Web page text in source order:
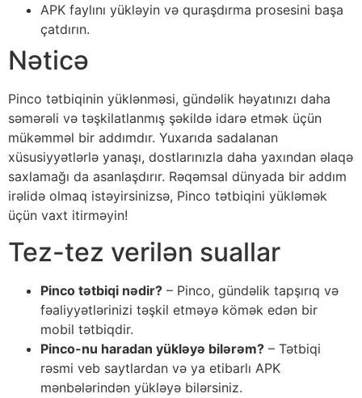
APK faylını yükləyin və quraşdırma prosesini başa
çatdırın.
Nəticə
Pinco tətbiqinin yüklənməsi, gündəlik həyatınızı daha
səmərəli və təşkilatlanmış şəkildə idarə etmək üçün
mükəmməl bir addımdır. Yuxarıda sadalanan
xüsusiyyətlərlə yanaşı, dostlarınızla daha yaxından əlaqə
saxlamağı da asanlaşdırır. Rəqəmsal dünyada bir addım
irəlidə olmaq istəyirsinizsə, Pinco tətbiqini yükləmək
üçün vaxt itirməyin!
Tez-tez verilən suallar
Pinco tətbiqi nədir? – Pinco, gündəlik tapşırıq və
fəaliyyətlərinizi təşkil etməyə kömək edən bir
mobil tətbiqdir.
Pinco-nu haradan yükləyə bilərəm? – Tətbiqi
rəsmi veb saytlardan və ya etibarlı APK
mənbələrindən yükləyə bilərsiniz.